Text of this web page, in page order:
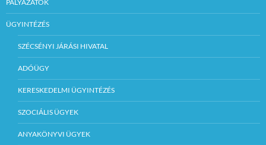
PÁLYÁZATOK
ÜGYINTÉZÉS
SZÉCSÉNYI JÁRÁSI HIVATAL
ADÓÜGY
KERESKEDELMI ÜGYINTÉZÉS
SZOCIÁLIS ÜGYEK
ANYAKÖNYVI ÜGYEK